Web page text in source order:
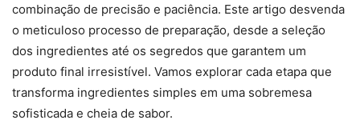
combinação de precisão e paciência. Este artigo desvenda
o meticuloso processo de preparação, desde a seleção
dos ingredientes até os segredos que garantem um
produto final irresistível. Vamos explorar cada etapa que
transforma ingredientes simples em uma sobremesa
sofisticada e cheia de sabor.